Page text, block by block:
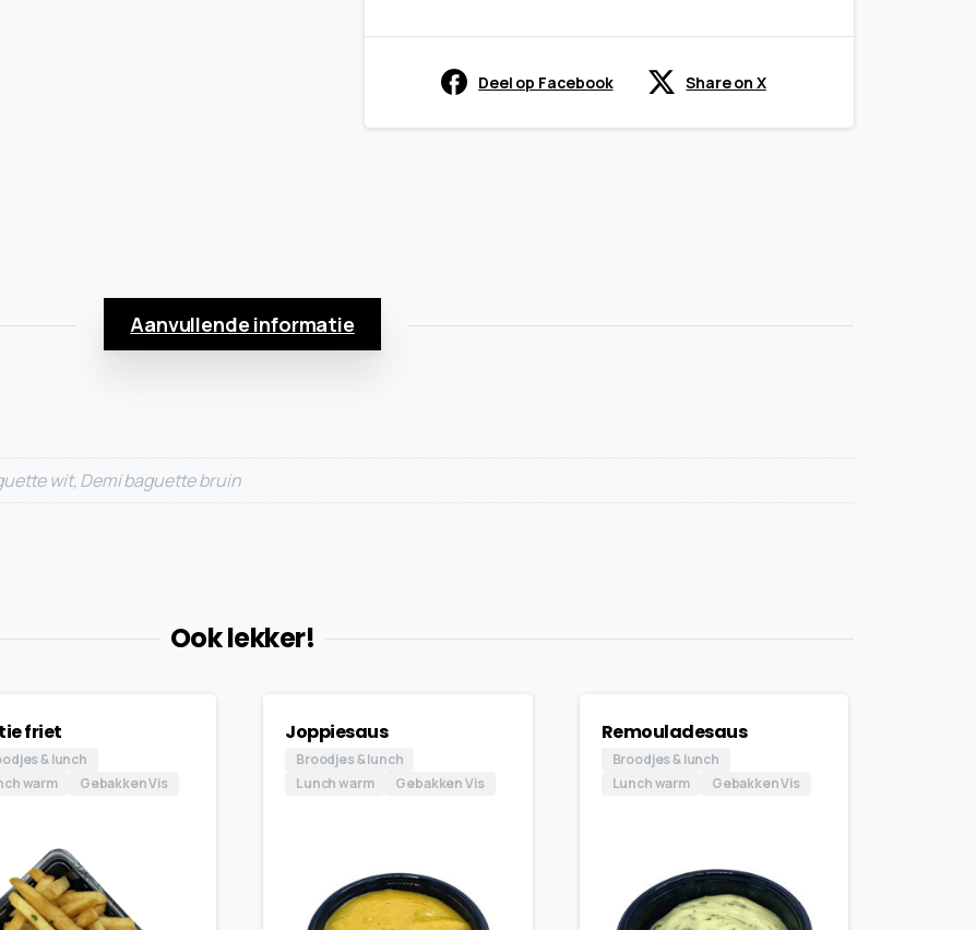
Deel op Facebook Share on X
Aanvullende informatie
wit, Demi baguette bruin
Ook lekker!
friet
& lunch
warm
Gebakken Vis
Joppiesaus
Broodjes & lunch
Lunch warm
Gebakken Vis
Remouladesaus
Broodjes & lunch
Lunch warm
Gebakken Vis